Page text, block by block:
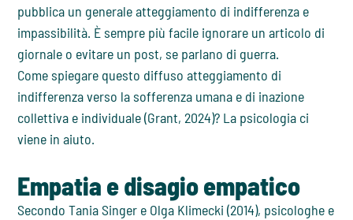
pubblica un generale atteggiamento di indifferenza e
impassibilità. È sempre più facile ignorare un articolo di
giornale o evitare un post, se parlano di guerra.
Come spiegare questo diffuso atteggiamento di
indifferenza verso la sofferenza umana e di inazione
collettiva e individuale (Grant, 2024)? La psicologia ci
viene in aiuto.
Empatia e disagio empatico
Secondo Tania Singer e Olga Klimecki (2014), psicologhe e